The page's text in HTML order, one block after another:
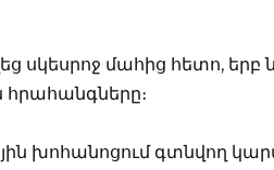
սկեսրոջ մահից հետո,
հրահանգները։
խոհանոցում գտնվող